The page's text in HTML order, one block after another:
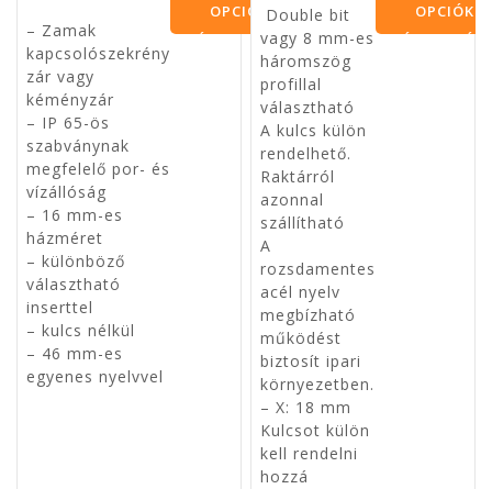
– Zamak
kapcsolószekrény
zár vagy
kéményzár
– IP 65-ös
szabványnak
megfelelő por- és
vízállóság
– 16 mm-es
házméret
– különböző
választható
inserttel
– kulcs nélkül
– 46 mm-es
egyenes nyelvvel
OPCIÓK
VÁLASZTÁSA
Double bit
vagy 8 mm-es
háromszög
profillal
választható
A kulcs külön
rendelhető.
Raktárról
azonnal
szállítható
A
rozsdamentes
acél nyelv
megbízható
működést
biztosít ipari
környezetben.
– X: 18 mm
Kulcsot külön
kell rendelni
hozzá
OPCIÓK